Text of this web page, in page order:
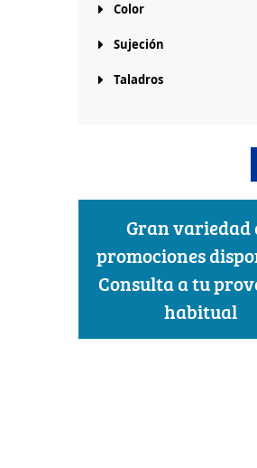
Color
Sujeción
Taladros
Gran variedad
promociones
Consulta a tu
habitual